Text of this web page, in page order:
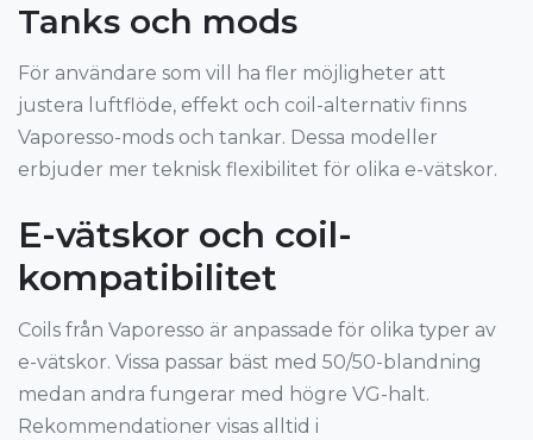
Tanks och mods
För användare som vill ha fler möjligheter att
justera luftflöde, effekt och coil-alternativ finns
Vaporesso-mods och tankar. Dessa modeller
erbjuder mer teknisk flexibilitet för olika e-vätskor.
E-vätskor och coil-
kompatibilitet
Coils från Vaporesso är anpassade för olika typer av
e-vätskor. Vissa passar bäst med 50/50-blandning
medan andra fungerar med högre VG-halt.
Rekommendationer visas alltid i